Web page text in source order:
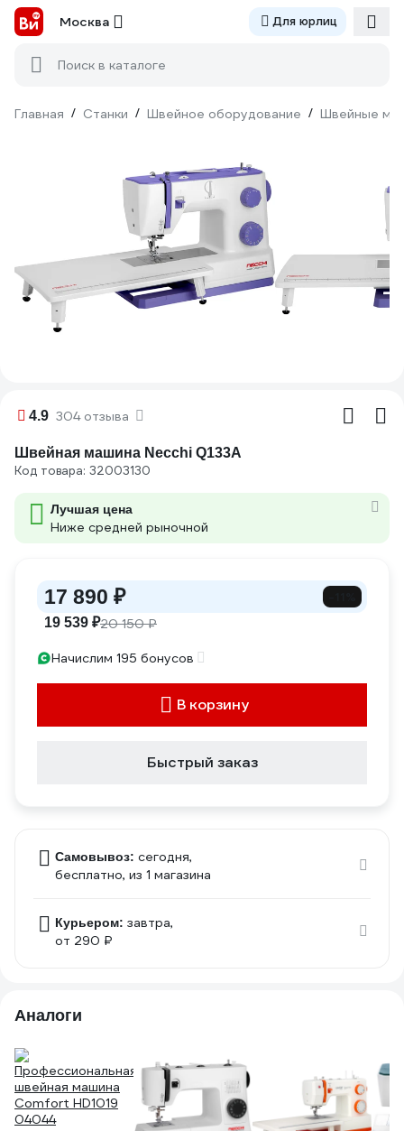
Москва Для юрлиц
Поиск в каталоге
Главная / Станки / Швейное оборудование / Швейные
4.9 304 отзыва
Швейная машина Necchi Q133A
Код товара: 32003130
Лучшая цена
Ниже средней рыночной
17 890 ₽
19 539 ₽20 150 ₽
Начислим 195 бонусов
В корзину
Быстрый заказ
Самовывоз: сегодня,
бесплатно, из 1 магазина
Курьером: завтра,
от 290 ₽
Аналоги